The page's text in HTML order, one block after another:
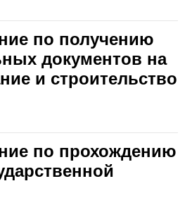
по получению
документов на
и строительство
по прохождению